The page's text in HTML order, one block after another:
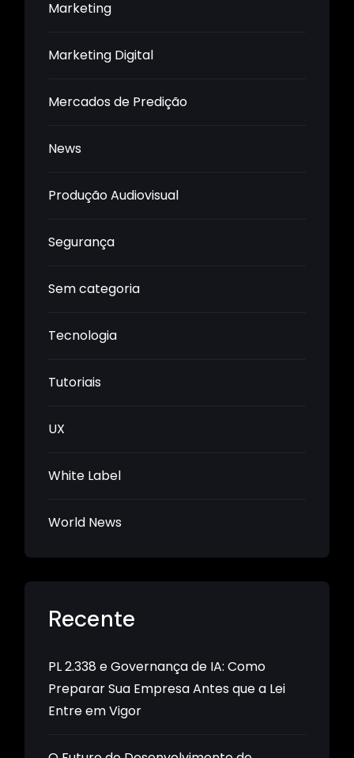
Marketing
Marketing Digital
Mercados de Predição
News
Produção Audiovisual
Segurança
Sem categoria
Tecnologia
Tutoriais
UX
White Label
World News
Recente
PL 2.338 e Governança de IA: Como
Preparar Sua Empresa Antes que a Lei
Entre em Vigor